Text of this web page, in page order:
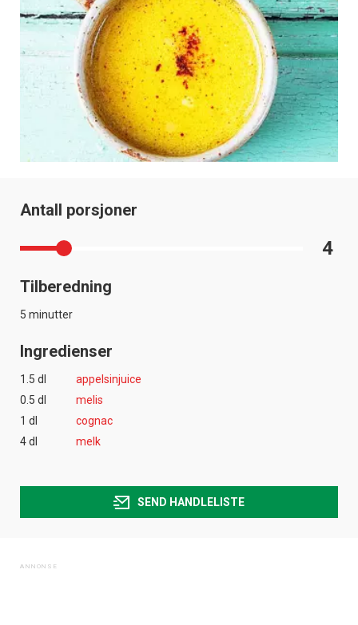
Antall porsjoner
4
Tilberedning
5 minutter
Ingredienser
1.5 dl
appelsinjuice
0.5 dl
melis
1 dl
cognac
4 dl
melk
SEND HANDLELISTE